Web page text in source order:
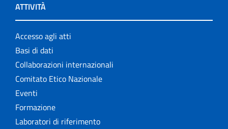
ATTIVITÀ
Accesso agli atti
Basi di dati
Collaborazioni internazionali
Comitato Etico Nazionale
Eventi
Formazione
Laboratori di riferimento